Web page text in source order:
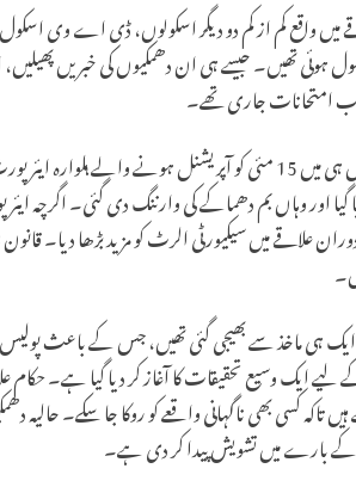
میں واقع کم از کم دو دیگر اسکولوں، ڈی اے وی
ہوئی تھیں۔ جیسے ہی ان دھمکیوں کی خبریں
امتحانات جاری تھے۔
تشویش میں اضافے کے ساتھ ساتھ، حال ہی میں 15 مئی کو
گیا اور وہاں بم دھماکے کی وارننگ دی گئی۔
میں سیکیورٹی الرٹ کو مزید بڑھا دیا۔
ہی ماخذ سے بھیجی گئی تھیں، جس کے باعث پولیس
ایک وسیع تحقیقات کا آغاز کر دیا گیا ہے۔ حکام
کسی بھی ناگہانی واقعے کو روکا جا سکے۔
کے بارے میں تشویش پیدا کر دی ہے۔